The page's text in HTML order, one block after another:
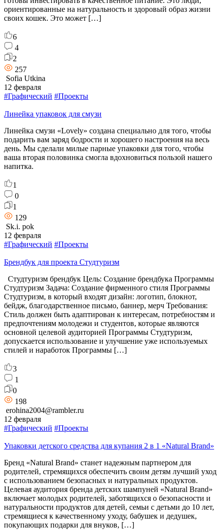
ориентированные на натуральность и здоровый образ жизни
своих кошек. Это может […]
6
4
2
257
Sofia Utkina
12 февраля
#Графический #Проекты
Линейка упаковок для смузи
Линейка смузи «Lovely» создана специально для того, чтобы
подарить вам заряд бодрости и хорошего настроения на весь
день. Мы сделали милые парные упаковки для того, чтобы
ваша вторая половинка смогла вдохновиться пользой нашего
напитка.
1
0
1
129
Sk.i. pok
12 февраля
#Графический #Проекты
Брендбук для проекта Студтуризм
Студтуризм брендбук Цель: Создание брендбука Программы
Студтуризм Задача: Создание фирменного стиля Программы
Студтуризм, в который входят дизайн: логотип, блокнот,
бейдж, благодарственное письмо, баннер, мерч Требования:
Стиль должен быть адаптирован к интересам, потребностям и
предпочтениям молодежи и студентов, которые являются
основной целевой аудиторией Программы Студтуризм,
допускается использование и улучшение уже используемых
стилей и наработок Программы […]
3
1
0
198
erohina2004@rambler.ru
12 февраля
#Графический #Проекты
Упаковки детского средства для купания 2 в 1 «Natural Brand»
Бренд «Natural Brand» станет надежным партнером для
родителей, стремящихся обеспечить своим детям лучший уход
с использованием безопасных и натуральных продуктов.
Целевая аудитория бренда детских шампуней «Natural Brand»
включает молодых родителей, заботящихся о безопасности и
натуральности продуктов для детей, семьи с детьми до 10 лет,
стремящиеся к качественному уходу, бабушек и дедушек,
покупающих подарки для внуков, […]